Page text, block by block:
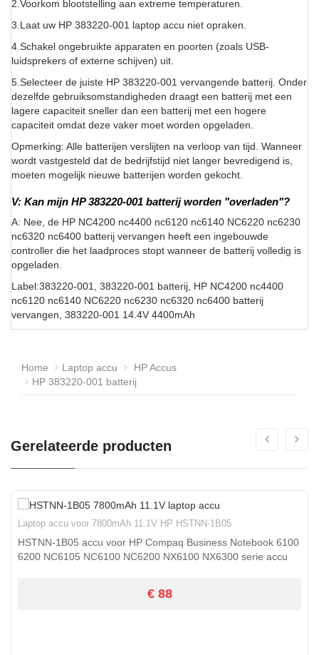
2.Voorkom blootstelling aan extreme temperaturen.
3.Laat uw HP 383220-001 laptop accu niet opraken.
4.Schakel ongebruikte apparaten en poorten (zoals USB-
luidsprekers of externe schijven) uit.
5.Selecteer de juiste HP 383220-001 vervangende batterij. Onder
dezelfde gebruiksomstandigheden draagt een batterij met een
lagere capaciteit sneller dan een batterij met een hogere
capaciteit omdat deze vaker moet worden opgeladen.
Opmerking: Alle batterijen verslijten na verloop van tijd. Wanneer
wordt vastgesteld dat de bedrijfstijd niet langer bevredigend is,
moeten mogelijk nieuwe batterijen worden gekocht.
V: Kan mijn HP 383220-001 batterij worden "overladen"?
A: Nee, de HP NC4200 nc4400 nc6120 nc6140 NC6220 nc6230
nc6320 nc6400 batterij vervangen heeft een ingebouwde
controller die het laadproces stopt wanneer de batterij volledig is
opgeladen.
Label:383220-001, 383220-001 batterij, HP NC4200 nc4400
nc6120 nc6140 NC6220 nc6230 nc6320 nc6400 batterij
vervangen, 383220-001 14.4V 4400mAh
Home Laptop accu
HP Accus
HP 383220-001 batterij
Gerelateerde producten
Laptop accu voor 7800mAh 11.1V HP HSTNN-1B05
HSTNN-1B05 accu voor HP Compaq Business Notebook 6100
6200 NC6105 NC6100 NC6200 NX6100 NX6300 serie accu
€ 88